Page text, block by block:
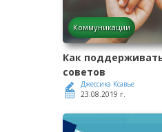
Коммуникации
Как
советов
Джессика Ксавье
23.08.2019 г.